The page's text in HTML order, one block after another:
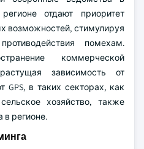
отдают приоритет
возможностей, стимулируя
помехам.
коммерческой
зависимость от
GPS, в таких секторах, как
хозяйство, также
в регионе.